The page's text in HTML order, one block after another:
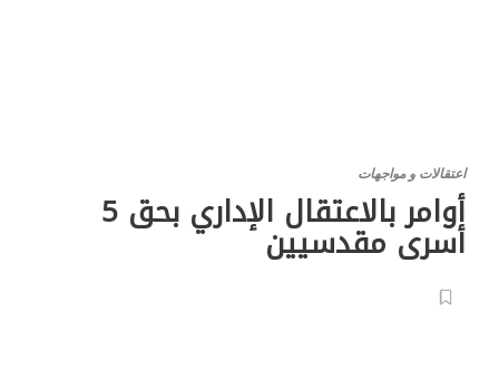
اعتقالات و مواجهات
أوامر بالاعتقال الإداري بحق 5
أسرى مقدسيين